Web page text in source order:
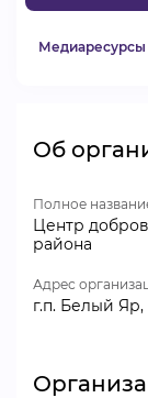
Медиаресурсы
Об
Полное
Центр
района
Адрес
г.п. Белый Яр,